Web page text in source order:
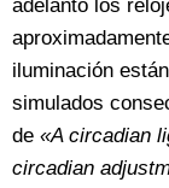
adelantó los
iluminación
simulados
de «A circadian
circadian